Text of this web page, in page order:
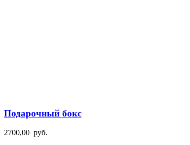
Подарочный бокс
2700,00 руб.